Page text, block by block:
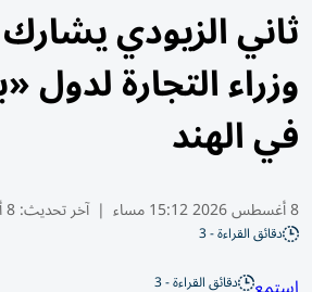
ثاني الزيودي
وزراء التجارة
في الهند
8 أغسطس 2026 15:12 مساء | آخر تحديث:8 أغسطس 15:29 2026
دقائق القراءة - 3
دقائق القراءة - 3